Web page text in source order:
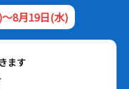
8月19日(水)
ます